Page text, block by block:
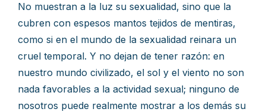
No muestran a la luz su sexualidad, sino que la
cubren con espesos mantos tejidos de mentiras,
como si en el mundo de la sexualidad reinara un
cruel temporal. Y no dejan de tener razón: en
nuestro mundo civilizado, el sol y el viento no son
nada favorables a la actividad sexual; ninguno de
nosotros puede realmente mostrar a los demás su